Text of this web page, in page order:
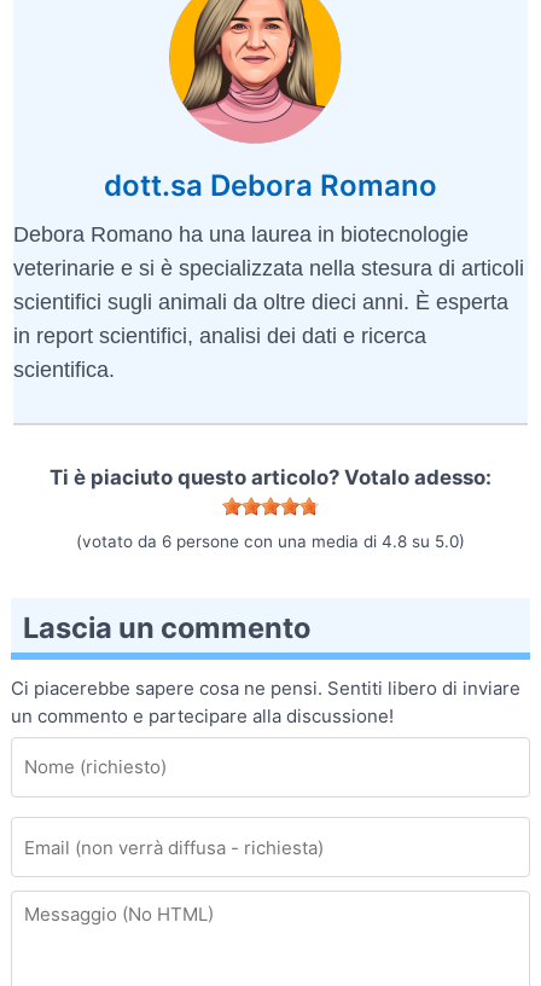
dott.sa Debora Romano
Debora Romano ha una laurea in biotecnologie
veterinarie e si è specializzata nella stesura di articoli
scientifici sugli animali da oltre dieci anni. È esperta
in report scientifici, analisi dei dati e ricerca
scientifica.
Ti è piaciuto questo articolo? Votalo adesso:
(votato da 6 persone con una media di 4.8 su 5.0)
Lascia un commento
Ci piacerebbe sapere cosa ne pensi. Sentiti libero di inviare
un commento e partecipare alla discussione!